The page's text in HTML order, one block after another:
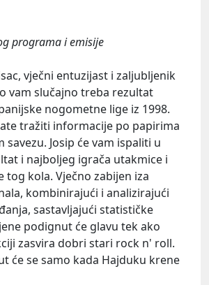
programa i emisije
vječni entuzijast i zaljubljenik
vam slučajno treba rezultat
nogometne lige iz 1998.
tražiti informacije po papirima
Josip će vam ispaliti u
i najboljeg igrača utakmice i
tog kola. Vječno zabijen iza
kombinirajući i analizirajući
sastavljajući statističke
podignut će glavu tek ako
zasvira dobri stari rock n' roll.
će se samo kada Hajduku krene